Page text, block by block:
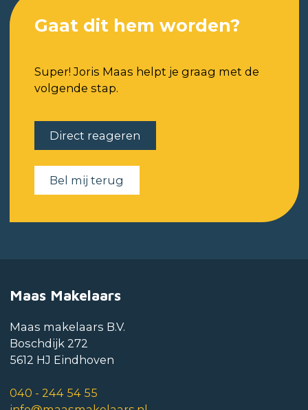
Gaat dit hem worden?
Super! Joris Maas helpt je graag met de
volgende stap.
Direct reageren
Bel mij terug
Maas Makelaars
Maas makelaars B.V.
Boschdijk 272
5612 HJ Eindhoven
040 - 244 54 55